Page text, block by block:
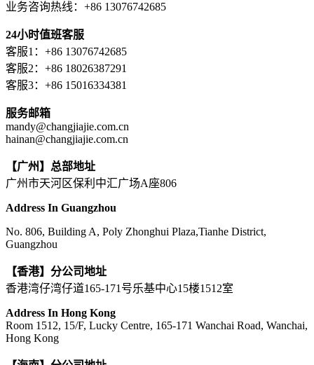
业务咨询热线：+86 13076742685
24小时值班客服
客服1：+86 13076742685
客服2：+86 18026387291
客服3：+86 15016334381
服务邮箱
mandy@changjiajie.com.cn
hainan@changjiajie.com.cn
【广州】总部地址
广州市天河区保利中汇广场A座806
Address In Guangzhou
No. 806, Building A, Poly Zhonghui Plaza,Tianhe District,
Guangzhou
【香港】分公司地址
香港湾仔湾仔道165-171号乐基中心15楼1512室
Address In Hong Kong
Room 1512, 15/F, Lucky Centre, 165-171 Wanchai Road, Wanchai,
Hong Kong